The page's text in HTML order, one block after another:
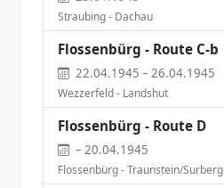
Straubing - Dachau
Flossenbürg - Route C-b
22.04.1945 – 26.04.1945
Wezzerfeld - Landshut
Flossenbürg - Route D
– 20.04.1945
Flossenbürg - Traunstein/Surberg